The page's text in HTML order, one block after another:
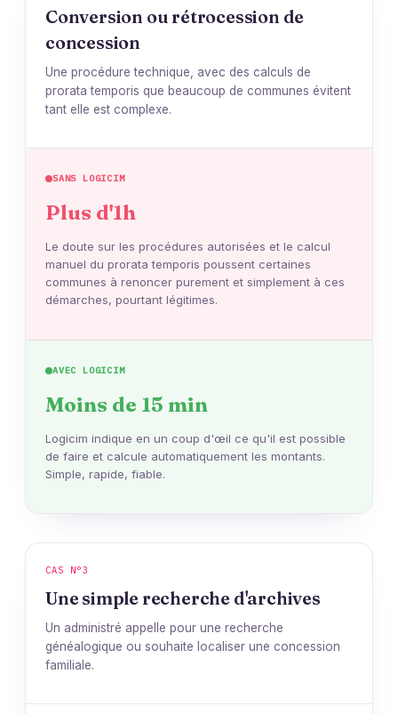
Conversion ou rétrocession de
concession
Une procédure technique, avec des calculs de
prorata temporis que beaucoup de communes évitent
tant elle est complexe.
SANS LOGICIM
Plus d'1h
Le doute sur les procédures autorisées et le calcul
manuel du prorata temporis poussent certaines
communes à renoncer purement et simplement à ces
démarches, pourtant légitimes.
AVEC LOGICIM
Moins de 15 min
Logicim indique en un coup d'œil ce qu'il est possible
de faire et calcule automatiquement les montants.
Simple, rapide, fiable.
CAS N°3
Une simple recherche d'archives
Un administré appelle pour une recherche
généalogique ou souhaite localiser une concession
familiale.